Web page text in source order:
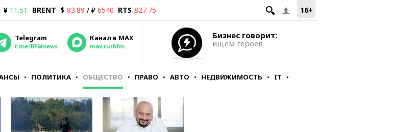
16+
¥ 11.51 BRENT $ 83.89 / ₽ 6540 RTS 827.75
Telegram
t.me/BFMnews
Канал в MAX
max.ru/bfm
Бизнес говорит:
ищем героев
ПОЛИТИКА ОБЩЕСТВО ПРАВО АВТО НЕДВИЖИМОСТЬ IT